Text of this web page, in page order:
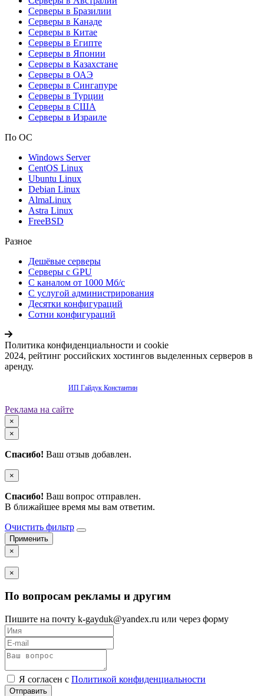
Серверы в Бразилии
Серверы в Канаде
Серверы в Китае
Серверы в Египте
Серверы в Японии
Серверы в Казахстане
Серверы в ОАЭ
Серверы в Сингапуре
Серверы в Турции
Серверы в США
Серверы в Израиле
По ОС
Windows Server
CentOS Linux
Ubuntu Linux
Debian Linux
AlmaLinux
Astra Linux
FreeBSD
Разное
Дешёвые серверы
Серверы с GPU
С каналом от 1000 Мб/с
С услугой администрирования
Десятки конфигураций
Сотни конфигураций
Политика конфиденциальности и cookie
2024, рейтинг российских хостингов выделенных серверов в
аренду.
ИП Гайдук Константин
Реклама на сайте
×
×
Спасибо! Ваш отзыв добавлен.
×
Спасибо! Ваш вопрос отправлен.
В ближайшее время мы вам ответим.
Очистить фильтр
×
×
По вопросам рекламы и другим
Пишите на почту k-gayduk@yandex.ru или через форму
Я согласен с Политикой конфиденциальности